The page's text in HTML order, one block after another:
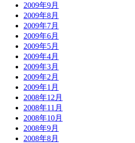
2009年9月
2009年8月
2009年7月
2009年6月
2009年5月
2009年4月
2009年3月
2009年2月
2009年1月
2008年12月
2008年11月
2008年10月
2008年9月
2008年8月